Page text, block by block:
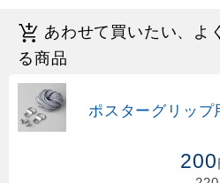
あわせて買いたい、よ
る商品
ポスターグリッ
200